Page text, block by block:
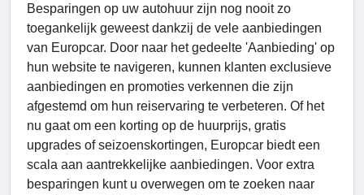
Besparingen op uw autohuur zijn nog nooit zo
toegankelijk geweest dankzij de vele aanbiedingen
van Europcar. Door naar het gedeelte 'Aanbieding' op
hun website te navigeren, kunnen klanten exclusieve
aanbiedingen en promoties verkennen die zijn
afgestemd om hun reiservaring te verbeteren. Of het
nu gaat om een ​​korting op de huurprijs, gratis
upgrades of seizoenskortingen, Europcar biedt een
scala aan aantrekkelijke aanbiedingen. Voor extra
besparingen kunt u overwegen om te zoeken naar